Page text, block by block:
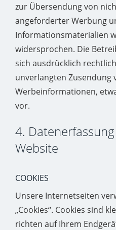
zur Übersendung von
angeforderter Werbung
Informationsmaterialien
widersprochen. Die
sich ausdrücklich
unverlangten Zusendung
Werbeinformationen,
vor.
4.
Website
COOKIES
Unsere Internetseiten
„Cookies“. Cookies sind
richten auf Ihrem